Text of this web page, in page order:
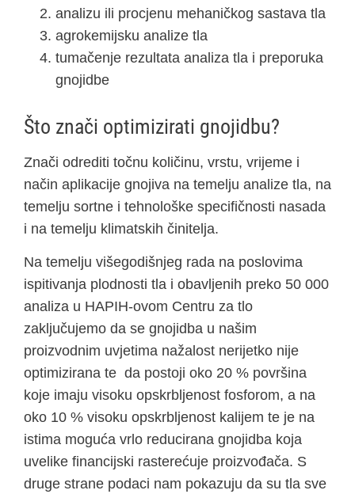
analizu ili procjenu mehaničkog sastava tla
agrokemijsku analize tla
tumačenje rezultata analiza tla i preporuka
gnojidbe
Što znači optimizirati gnojidbu?
Znači odrediti točnu količinu, vrstu, vrijeme i
način aplikacije gnojiva na temelju analize tla, na
temelju sortne i tehnološke specifičnosti nasada
i na temelju klimatskih činitelja.
Na temelju višegodišnjeg rada na poslovima
ispitivanja plodnosti tla i obavljenih preko 50 000
analiza u HAPIH-ovom Centru za tlo
zaključujemo da se gnojidba u našim
proizvodnim uvjetima nažalost nerijetko nije
optimizirana te da postoji oko 20 % površina
koje imaju visoku opskrbljenost fosforom, a na
oko 10 % visoku opskrbljenost kalijem te je na
istima moguća vrlo reducirana gnojidba koja
uvelike financijski rasterećuje proizvođača. S
druge strane podaci nam pokazuju da su tla sve